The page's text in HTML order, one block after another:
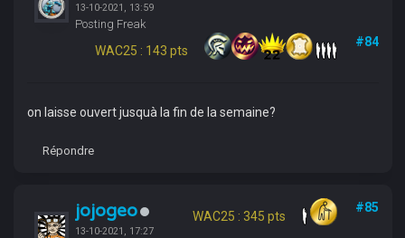
13-10-2021, 13:59
Posting Freak
WAC25 : 143 pts
#84
on laisse ouvert jusquà la fin de la semaine?
Répondre
jojogeo
13-10-2021, 17:27
WAC25 : 345 pts
#85